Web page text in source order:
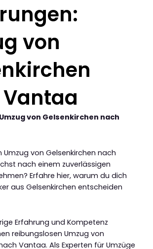
von
von Gelsenkirchen nach
Umzug von Gelsenkirchen nach
nach einem zuverlässigen
Erfahre hier, warum du dich
aus Gelsenkirchen entscheiden
Erfahrung und Kompetenz
reibungslosen Umzug von
Vantaa. Als Experten für Umzüge